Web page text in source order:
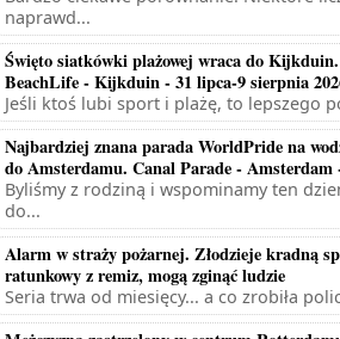
naprawd...
Święto siatkówki plażowej wraca do
BeachLife - Kijkduin - 31 lipca-9 sierpnia
Jeśli ktoś lubi sport i plażę, to lepszego
Najbardziej znana parada WorldPride na
do Amsterdamu. Canal Parade - Amsterdam
Byliśmy z rodziną i wspominamy ten
do...
Alarm w straży pożarnej. Złodzieje kradną
ratunkowy z remiz, mogą zginąć ludzie
Seria trwa od miesięcy... a co zrobiła